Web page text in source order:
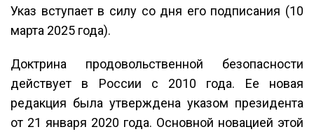
Указ вступает в силу со дня его подписания (10
марта 2025 года).
Доктрина продовольственной безопасности
действует в России с 2010 года. Ее новая
редакция была утверждена указом президента
от 21 января 2020 года. Основной новацией этой